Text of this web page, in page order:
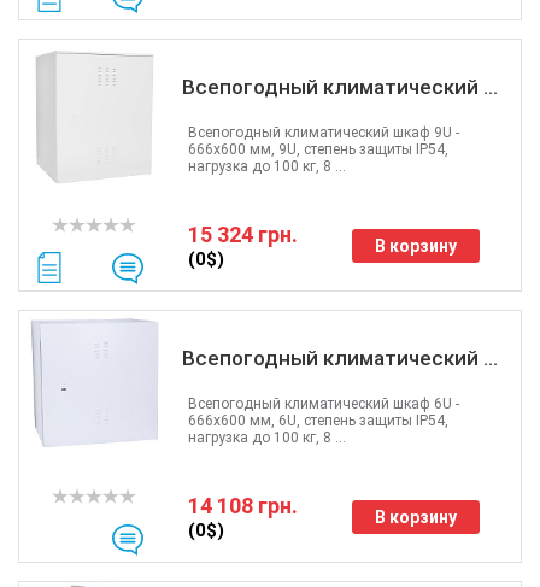
Всепогодный климатический ...
15 324 грн.
(0$)
В корзину
Всепогодный климатический шкаф 9U -
666x600 мм, 9U, степень защиты IP54,
нагрузка до 100 кг, 8 ...
Всепогодный климатический ...
14 108 грн.
(0$)
В корзину
Всепогодный климатический шкаф 6U -
666x600 мм, 6U, степень защиты IP54,
нагрузка до 100 кг, 8 ...